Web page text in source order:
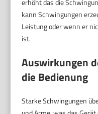
erhöht das die
kann Schwingungen
Leistung oder wenn er
ist.
Auswirkungen
die Bedienung
Starke Schwingungen